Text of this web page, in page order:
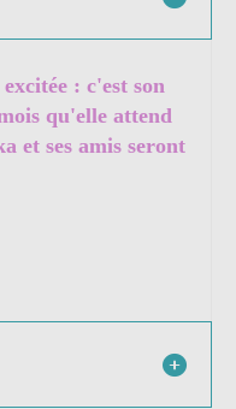
: c'est son
qu'elle attend
et ses amis seront